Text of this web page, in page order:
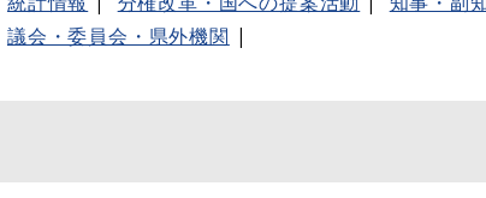
議会・委員会・県外機関